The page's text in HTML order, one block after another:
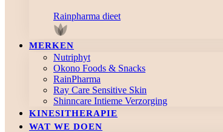
Rainpharma dieet
MERKEN
Nutriphyt
Okono Foods & Snacks
RainPharma
Ray Care Sensitive Skin
Shinncare Intieme Verzorging
KINESITHERAPIE
WAT WE DOEN